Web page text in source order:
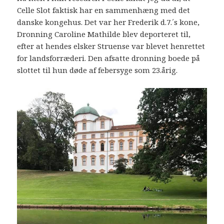
Celle Slot faktisk har en sammenhæng med det
danske kongehus. Det var her Frederik d.7.´s kone,
Dronning Caroline Mathilde blev deporteret til,
efter at hendes elsker Struense var blevet henrettet
for landsforræderi. Den afsatte dronning boede på
slottet til hun døde af febersyge som 23.årig.